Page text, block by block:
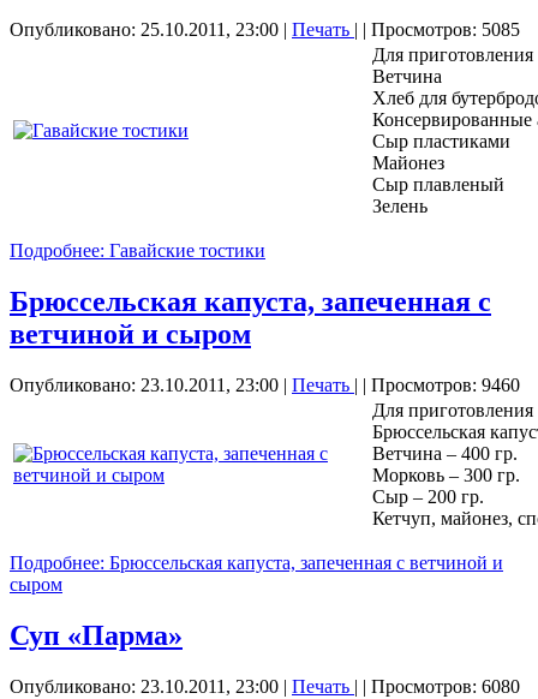
Опубликовано: 25.10.2011, 23:00 | Печать | | Просмотров: 5085
Для
Ветчина
Хлеб для
Консервированные
Сыр пластиками
Майонез
Сыр плавленый
Зелень
Подробнее: Гавайские тостики
Брюссельская капуста, запеченная с
ветчиной и сыром
Опубликовано: 23.10.2011, 23:00 | Печать | | Просмотров: 9460
Для
Брюссельская
Ветчина – 400 гр.
Морковь – 300 гр.
Сыр – 200 гр.
Кетчуп, майонез,
Подробнее: Брюссельская капуста, запеченная с ветчиной и
сыром
Суп «Парма»
Опубликовано: 23.10.2011, 23:00 | Печать | | Просмотров: 6080